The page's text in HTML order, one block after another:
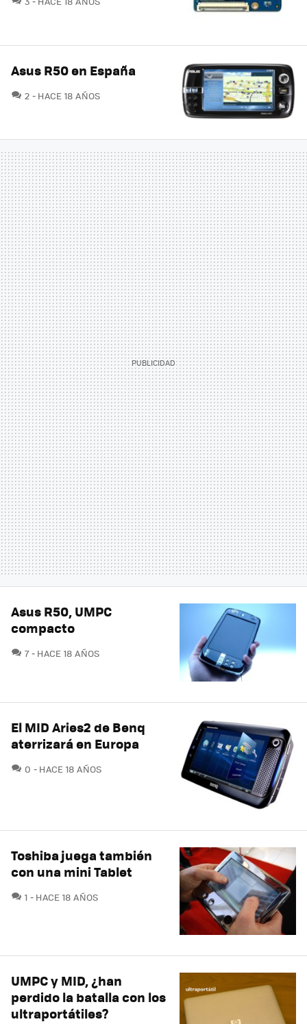
Asus R50 en España
2 COMENTARIOS
HACE 18 AÑOS
Asus R50, UMPC
compacto
7COMENTARIOS
HACE 18 AÑOS
El MID Aries2 de Benq
aterrizará en Europa
0 COMENTARIOS
HACE 18 AÑOS
Toshiba juega también
con una mini Tablet
1 COMENTARIOS
HACE 18 AÑOS
UMPC y MID, ¿han
perdido la batalla con los
ultraportátiles?